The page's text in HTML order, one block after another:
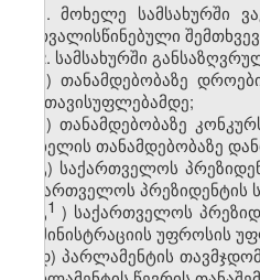
1. მოხელე სამსახურში
გათვალისწინებული
2. სამსახურში
ა) თანამდებობაზე
განთავისუფლებამდე;
ბ) თანამდებობაზე
მოხელის თანამდებობაზე
გ) საქართველოს
საქართველოს პრეზიდენტის
გ1 ) საქართველოს
ადმინისტრაციის უფროსის
დ) პარლამენტის